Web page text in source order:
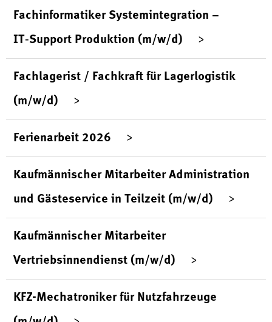
Fachinformatiker Systemintegration –
IT‑Support Produktion (m/w/d)
Fachlagerist / Fachkraft für Lagerlogistik
(m/w/d)
Ferienarbeit 2026
Kaufmännischer Mitarbeiter Administration
und Gästeservice in Teilzeit (m/w/d)
Kaufmännischer Mitarbeiter
Vertriebsinnendienst (m/w/d)
KFZ-Mechatroniker für Nutzfahrzeuge